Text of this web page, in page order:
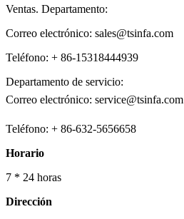
Ventas. Departamento:
Correo electrónico: sales@tsinfa.com
Teléfono: + 86-15318444939
Departamento de servicio:
Correo electrónico: service@tsinfa.com
Teléfono: + 86-632-5656658
Horario
7 * 24 horas
Dirección